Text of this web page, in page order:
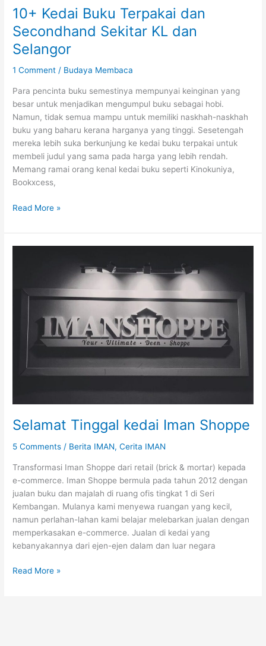
10+ Kedai Buku Terpakai dan
Secondhand Sekitar KL dan
Selangor
1 Comment / Budaya Membaca
Para pencinta buku semestinya mempunyai keinginan yang
besar untuk menjadikan mengumpul buku sebagai hobi.
Namun, tidak semua mampu untuk memiliki naskhah-naskhah
buku yang baharu kerana harganya yang tinggi. Sesetengah
mereka lebih suka berkunjung ke kedai buku terpakai untuk
membeli judul yang sama pada harga yang lebih rendah.
Memang ramai orang kenal kedai buku seperti Kinokuniya,
Bookxcess,
10+
Buku
Terpakai
Selangor
Read More »
Selamat Tinggal kedai Iman Shoppe
5 Comments / Berita IMAN,Cerita IMAN
Transformasi Iman Shoppe dari retail (brick & mortar) kepada
e-commerce. Iman Shoppe bermula pada tahun 2012 dengan
jualan buku dan majalah di ruang ofis tingkat 1 di Seri
Kembangan. Mulanya kami menyewa ruangan yang kecil,
namun perlahan-lahan kami belajar melebarkan jualan dengan
memperkasakan e-commerce. Jualan di kedai yang
kebanyakannya dari ejen-ejen dalam dan luar negara
Selamat
Read More »